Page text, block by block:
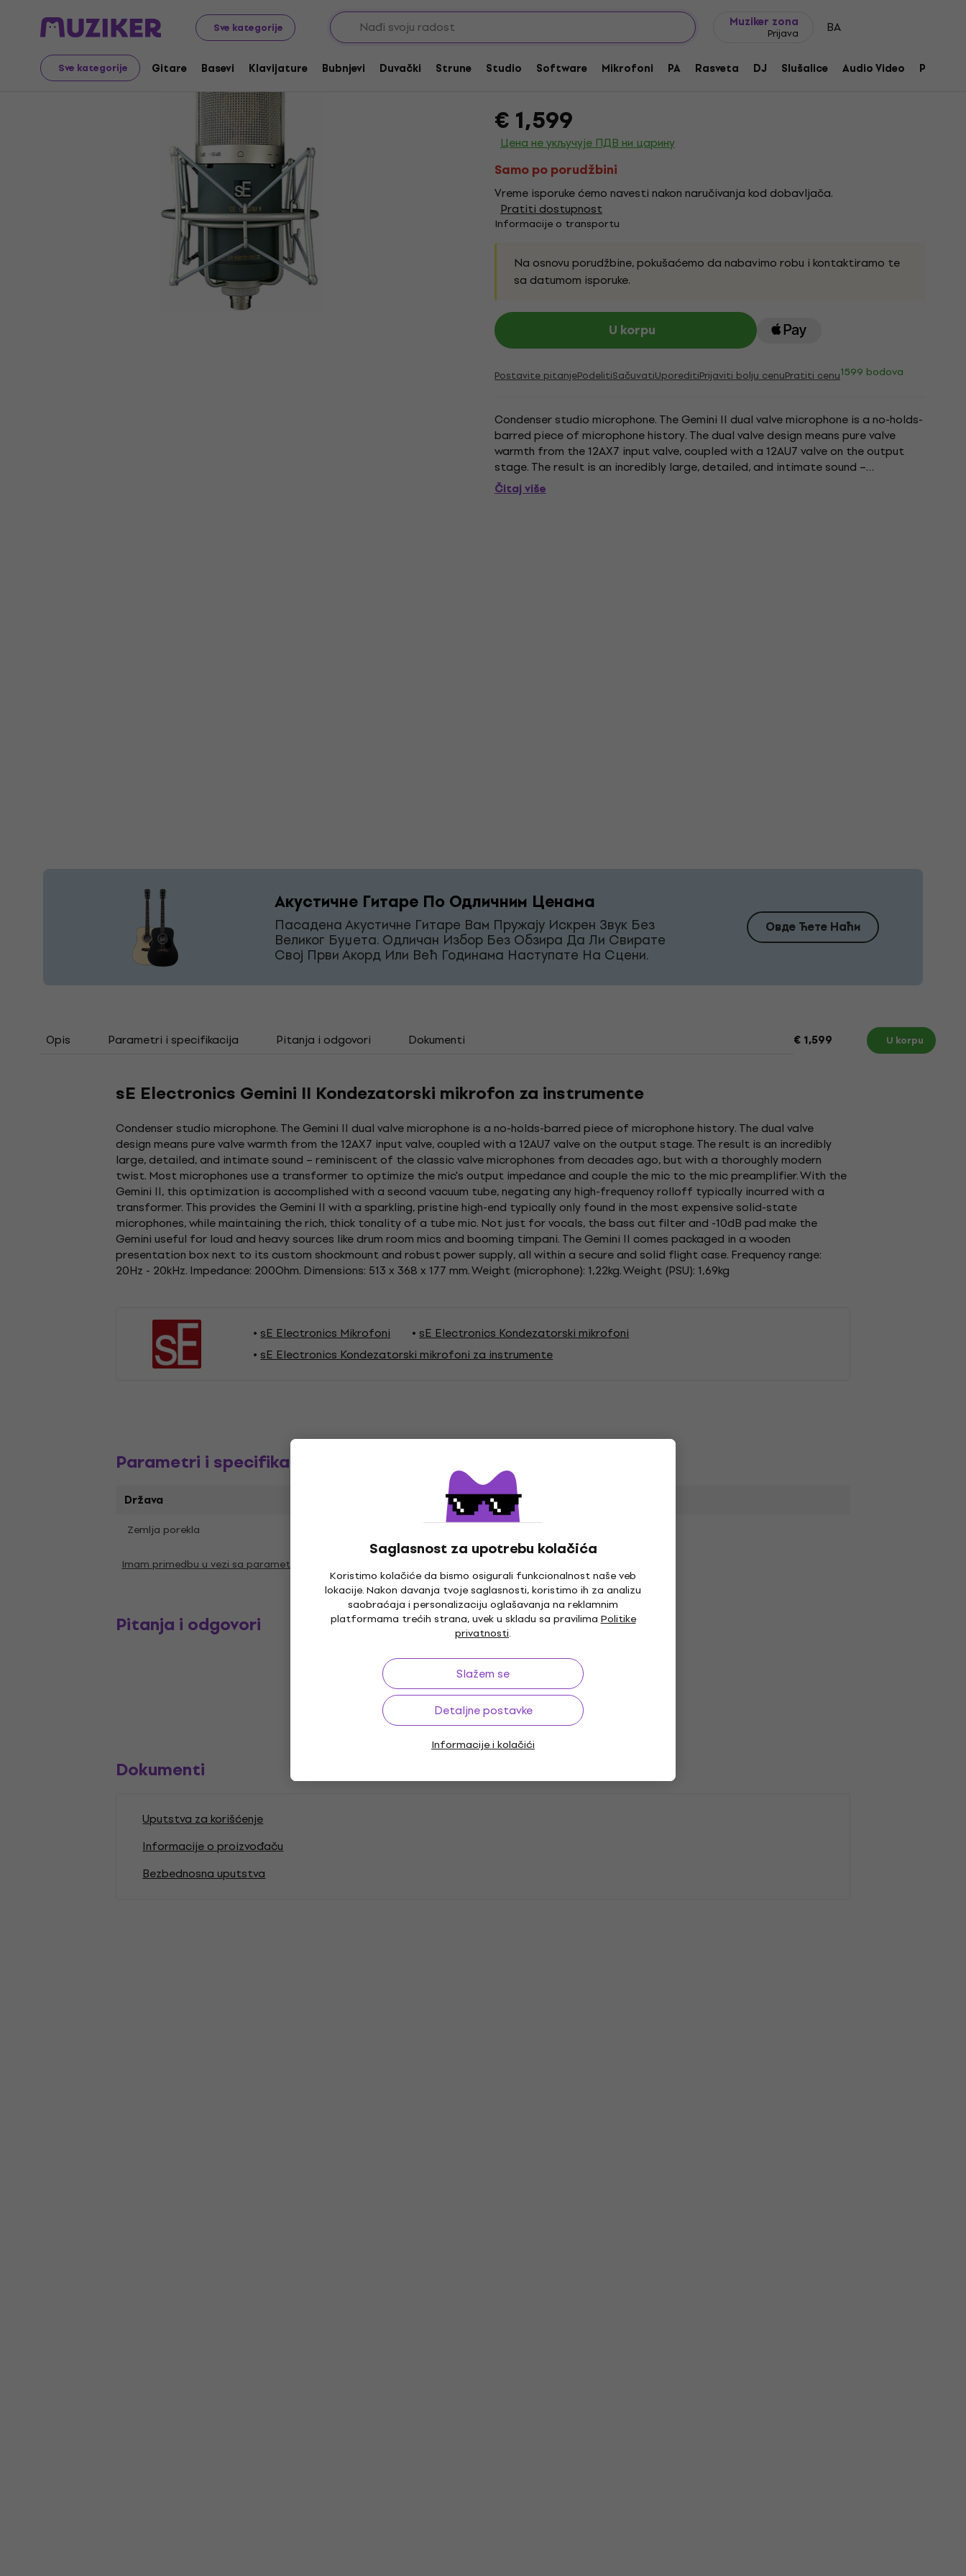
Sve kategorije
Muziker zona
Prijava BA
Sve kategorije Gitare Basevi Klavijature Bubnjevi Duvački Strune Studio Software Mikrofoni PA Rasveta DJ Slušalice Audio Video Pribor
Saglasnost za upotrebu kolačića
Koristimo kolačiće da bismo osigurali funkcionalnost naše veb
lokacije. Nakon davanja tvoje saglasnosti, koristimo ih za analizu
saobraćaja i personalizaciju oglašavanja na reklamnim
platformama trećih strana, uvek u skladu sa pravilimaPolitike
privatnosti.
Slažem se
Detaljne postavke
Informacije i kolačići
Muzički instrumenti Mikrofoni Kondezatorski mikrofoni
sE Electronics Gemini II Kondezatorski mikrofon za
instrumente
€ 1,599
Цена не укључује ПДВ ни царину
Samo po porudžbini
Vreme isporuke ćemo navesti nakon naručivanja kod dobavljača.
Pratiti dostupnost
Informacije o transportu
Na osnovu porudžbine, pokušaćemo da nabavimo robu i kontaktiramo te
sa datumom isporuke.
U korpu
Postavite pitanjePodelitiSačuvatiUporeditiPrijaviti bolju cenuPratiti cenu1599 bodova
Condenser studio microphone. The Gemini II dual valve microphone is a no-holds-
barred piece of microphone history. The dual valve design means pure valve
warmth from the 12AX7 input valve, coupled with a 12AU7 valve on the output
stage. The result is an incredibly large, detailed, and intimate sound –
reminiscent of the classic valve microphones...
Čitaj više
Акустичне Гитаре По Одличним Ценама
Пасадена Акустичне Гитаре Вам Пружају Искрен Звук Без
Великог Буџета. Одличан Избор Без Обзира Да Ли Свирате
Свој Први Акорд Или Већ Годинама Наступате На Сцени.
Овде Ћете Наћи
Opis Parametri i specifikacija Pitanja i odgovori Dokumenti € 1,599 U korpu
sE Electronics Gemini II Kondezatorski mikrofon za instrumente
Condenser studio microphone. The Gemini II dual valve microphone is a no-holds-barred piece of microphone history. The dual valve
design means pure valve warmth from the 12AX7 input valve, coupled with a 12AU7 valve on the output stage. The result is an incredibly
large, detailed, and intimate sound – reminiscent of the classic valve microphones from decades ago, but with a thoroughly modern
twist. Most microphones use a transformer to optimize the mic's output impedance and couple the mic to the mic preamplifier. With the
Gemini II, this optimization is accomplished with a second vacuum tube, negating any high-frequency rolloff typically incurred with a
transformer. This provides the Gemini II with a sparkling, pristine high-end typically only found in the most expensive solid-state
microphones, while maintaining the rich, thick tonality of a tube mic. Not just for vocals, the bass cut filter and -10dB pad make the
Gemini useful for loud and heavy sources like drum room mics and booming timpani. The Gemini II comes packaged in a wooden
presentation box next to its custom shockmount and robust power supply, all within a secure and solid flight case. Frequency range:
20Hz - 20kHz. Impedance: 200Ohm. Dimensions: 513 x 368 x 177 mm. Weight (microphone): 1,22kg. Weight (PSU): 1,69kg
sE Electronics Mikrofoni
sE Electronics Kondezatorski mikrofoni
sE Electronics Kondezatorski mikrofoni za instrumente
Parametri i specifikacija
Država
Zemlja porekla
Imam primedbu u vezi sa parametrima
Pitanja i odgovori
Dokumenti
Uputstva za korišćenje
Informacije o proizvođaču
Bezbednosna uputstva